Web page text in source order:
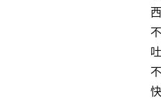
西
不
吐
不
快